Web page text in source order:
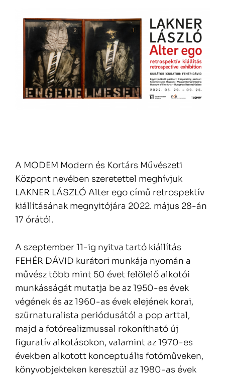
A MODEM Modern és Kortárs Művészeti
Központ nevében szeretettel meghívjuk
LAKNER LÁSZLÓ Alter ego című retrospektív
kiállításának megnyitójára 2022. május 28-án
17 órától.
A szeptember 11-ig nyitva tartó kiállítás
FEHÉR DÁVID kurátori munkája nyomán a
művész több mint 50 évet felölelő alkotói
munkásságát mutatja be az 1950-es évek
végének és az 1960-as évek elejének korai,
szürnaturalista periódusától a pop arttal,
majd a fotórealizmussal rokonítható új
figuratív alkotásokon, valamint az 1970-es
években alkotott konceptuális fotóműveken,
könyvobjekteken keresztül az 1980-as évek